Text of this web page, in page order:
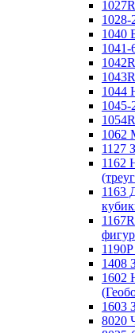
1040
1041-
1044
1062
1127
1162
1163
1408
1602
1603
8020